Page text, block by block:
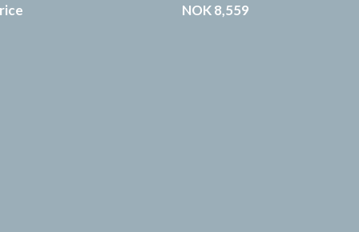
NOK 8,559